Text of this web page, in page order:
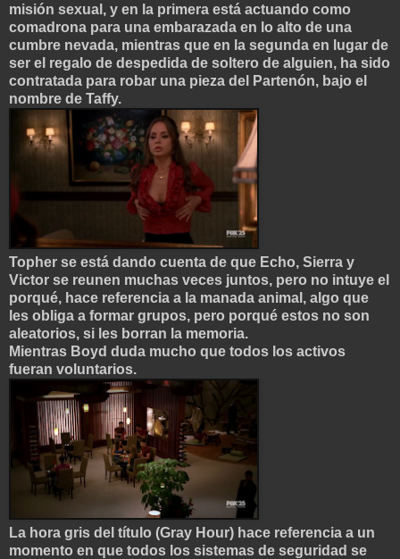
misión sexual, y en la primera está actuando como
comadrona para una embarazada en lo alto de una
cumbre nevada, mientras que en la segunda en lugar de
ser el regalo de despedida de soltero de alguien, ha sido
contratada para robar una pieza del Partenón, bajo el
nombre de Taffy.
Topher se está dando cuenta de que Echo, Sierra y
Victor se reunen muchas veces juntos, pero no intuye el
porqué, hace referencia a la manada animal, algo que
les obliga a formar grupos, pero porqué estos no son
aleatorios, si les borran la memoria.
Mientras Boyd duda mucho que todos los activos
fueran voluntarios.
La hora gris del título (Gray Hour) hace referencia a un
momento en que todos los sistemas de seguridad se